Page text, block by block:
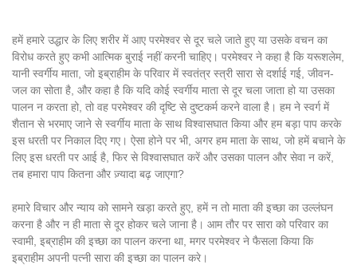
हमें हमारे उद्धार के लिए शरीर में आए परमेश्वर से दूर चले जाते हुए या उसके वचन का
विरोध करते हुए कभी आत्मिक बुराई नहीं करनी चाहिए। परमेश्वर ने कहा है कि यरूशलेम,
यानी स्वर्गीय माता, जो इब्राहीम के परिवार में स्वतंत्र स्त्री सारा से दर्शाई गई, जीवन-
जल का सोता है, और कहा है कि यदि कोई स्वर्गीय माता से दूर चला जाता हो या उसका
पालन न करता हो, तो वह परमेश्वर की दृष्टि से दुष्टकर्म करने वाला है। हम ने स्वर्ग में
शैतान से भरमाए जाने से स्वर्गीय माता के साथ विश्वासघात किया और हम बड़ा पाप करके
इस धरती पर निकाल दिए गए। ऐसा होने पर भी, अगर हम माता के साथ, जो हमें बचाने के
लिए इस धरती पर आई है, फिर से विश्वासघात करें और उसका पालन और सेवा न करें,
तब हमारा पाप कितना और ज़्यादा बढ़ जाएगा?
हमारे विचार और न्याय को सामने खड़ा करते हुए, हमें न तो माता की इच्छा का उल्लंघन
करना है और न ही माता से दूर होकर चले जाना है। आम तौर पर सारा को परिवार का
स्वामी, इब्राहीम की इच्छा का पालन करना था, मगर परमेश्वर ने फैसला किया कि
इब्राहीम अपनी पत्नी सारा की इच्छा का पालन करे।